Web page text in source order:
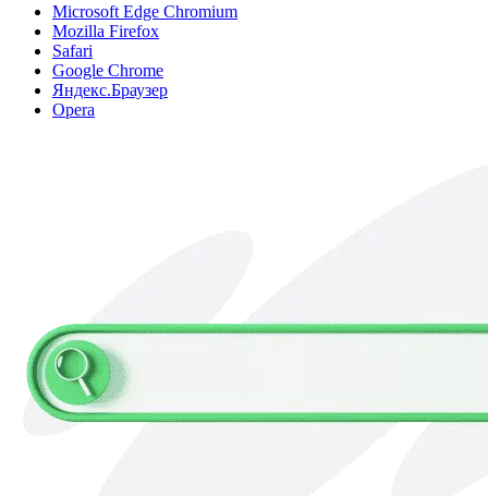
Microsoft Edge Chromium
Mozilla Firefox
Safari
Google Chrome
Яндекс.Браузер
Opera